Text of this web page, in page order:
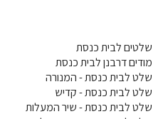
שלטים לבית כנסת
מודים דרבנן לבית כנסת
שלט לבית כנסת - המנורה
שלט לבית כנסת - קדיש
שלט לבית כנסת - שיר המעלות